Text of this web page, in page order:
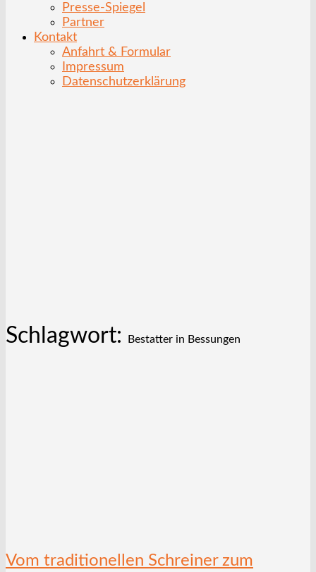
Presse-Spiegel
Partner
Kontakt
Anfahrt & Formular
Impressum
Datenschutzerklärung
Schlagwort: Bestatter in Bessungen
Vom traditionellen Schreiner zum